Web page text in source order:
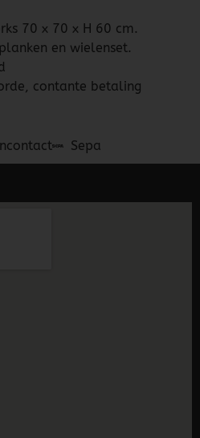
70 x 70 x H 60 cm.
en wielenset.
contante betaling
Sepa